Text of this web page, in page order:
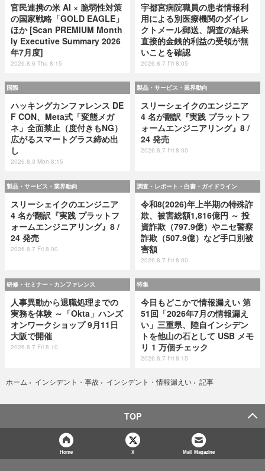
官民連携の米 AI × 脆弱性対策
の国家戦略「GOLD EAGLE」
ほか [Scan PREMIUM Month
ly Executive Summary 2026
年7月度]
2026.8.6 Thu 8:15
宇都宮病院職員の患者情報利
用による別医療機関のダイレ
クトメール郵送、調査の結果
直接的金銭的利益の受領が無
いことを確認
2026.8.7 Fri 8:05
国際
ハッキングカンファレンス DE
F CON、Meta式「変態メガ
ネ」全面禁止（度付きもNG）
広がるスマートグラス締め出
し
2026.8.3 Mon 8:15
製品・サービス・業界動向
スリーシェイクのエンジニア
4 名が翻訳『実践 プラットフ
ォームエンジニアリング』8 /
24 発売
2026.8.7 Fri 8:00
製品・サービス・業界動向
スリーシェイクのエンジニア
4 名が翻訳『実践 プラットフ
ォームエンジニアリング』8 /
24 発売
2026.8.7 Fri 8:00
調査・レポート・白書・ガイドライン
令和8(2026)年上半期の特殊詐
欺、被害総額1,816億円 ～ 投
資詐欺（797.9億）やニセ警察
詐欺（507.9億）など手口別被
害額
2026.8.7 Fri 8:00
研修・セミナー・カンファレンス
人事異動から退職処理までの
実務を体験 ～「Okta」ハンズ
オンワークショップ 9月11日
大阪で開催
2026.8.7 Fri 8:10
特集
今日もどこかで情報漏えい 第
51回「2026年7月の情報漏え
い」三重県、陸自インシデン
トを他山の石として USB メモ
リ 1 万個チェック
2026.8.7 Fri 8:15
ホーム › インシデント・事故 › インシデント・情報漏えい › 記事
TOP
Home X Mail Magazine